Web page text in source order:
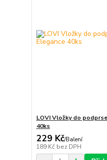
LOVI Vložky do
40ks
229 Kč/Balení
189 Kč bez DPH